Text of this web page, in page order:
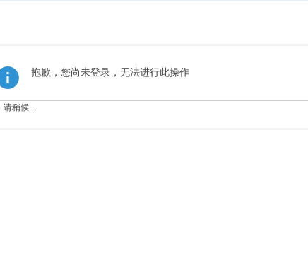
抱歉，您尚未登录，无法进行此操作
请稍候...